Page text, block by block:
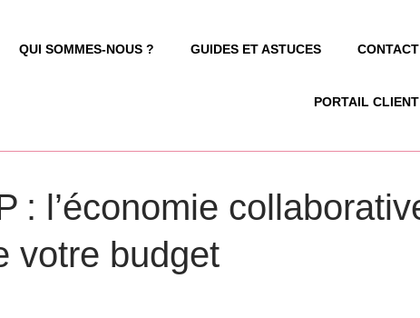
QUI SOMMES-NOUS ? GUIDES ET ASTUCES CONTACT
PORTAIL CLIENT
: l’économie
votre budget